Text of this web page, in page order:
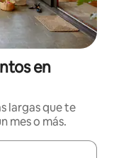
en
largas que te
mes o más.